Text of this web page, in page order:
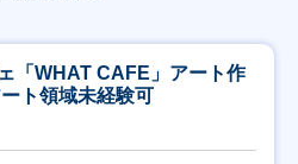
「WHAT CAFE」アート作
ト領域未経験可